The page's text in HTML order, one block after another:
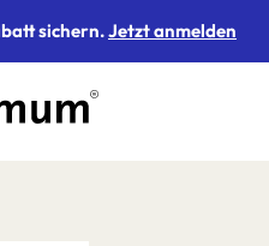
sichern.Jetzt anmelden